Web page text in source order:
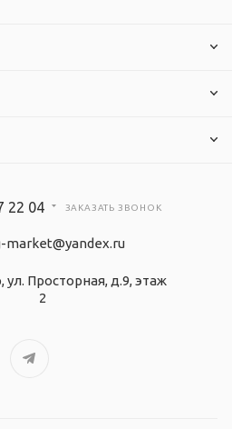
22 04 ЗАКАЗАТЬ ЗВОНОК
market@yandex.ru
ул. Просторная, д.9, этаж
2